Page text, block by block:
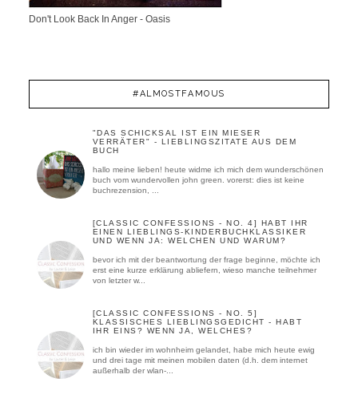
Don't Look Back In Anger - Oasis
#ALMOSTFAMOUS
"DAS SCHICKSAL IST EIN MIESER
VERRÄTER" - LIEBLINGSZITATE AUS DEM
BUCH
hallo meine lieben! heute widme ich mich dem wunderschönen
buch vom wundervollen john green. vorerst: dies ist keine
buchrezension, ...
[CLASSIC CONFESSIONS - NO. 4] HABT IHR
EINEN LIEBLINGS-KINDERBUCHKLASSIKER
UND WENN JA: WELCHEN UND WARUM?
bevor ich mit der beantwortung der frage beginne, möchte ich
erst eine kurze erklärung abliefern, wieso manche teilnehmer
von letzter w...
[CLASSIC CONFESSIONS - NO. 5]
KLASSISCHES LIEBLINGSGEDICHT - HABT
IHR EINS? WENN JA, WELCHES?
ich bin wieder im wohnheim gelandet, habe mich heute ewig
und drei tage mit meinen mobilen daten (d.h. dem internet
außerhalb der wlan-...